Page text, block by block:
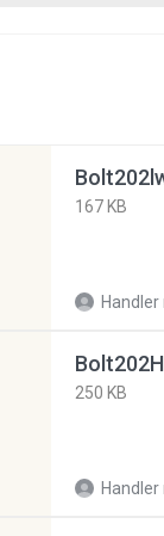
167 KB
Handler
250 KB
Handler